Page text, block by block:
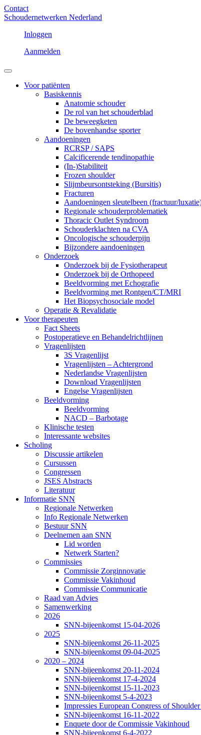
Contact
Schoudernetwerken Nederland
Inloggen
Aanmelden
Voor patiënten
Basiskennis
Anatomie schouder
De rol van het schouderblad
De beweegketen
De bovenhandse sporter
Aandoeningen
RCRSP / SAPS
Calcificerende tendinopathie
(In-)Stabiliteit
Frozen shoulder
Slijmbeursontsteking (Bursitis)
Fracturen
Aandoeningen sleutelbeen (fractuur/
Regionale schouderproblematiek
Thoracic Outlet Syndroom
Schouderklachten na CVA
Oncologische schouderpijn
Bijzondere aandoeningen
Onderzoek
Onderzoek bij de Fysiotherapeut
Onderzoek bij de Orthopeed
Beeldvorming met Echografie
Beeldvorming met Rontgen/CT/MRI
Het Biopsychosociale model
Operatie & Revalidatie
Voor therapeuten
Fact Sheets
Postoperatieve en Behandelrichtlijnen
Vragenlijsten
3S Vragenlijst
Vragenlijsten – Achtergrond
Nederlandse Vragenlijsten
Download Vragenlijsten
Engelse Vragenlijsten
Beeldvorming
Beeldvorming
NACD – Barbotage
Klinische testen
Interessante websites
Scholing
Discussie artikelen
Cursussen
Congressen
JSES Abstracts
Literatuur
Informatie SNN
Regionale Netwerken
Info Regionale Netwerken
Bestuur SNN
Deelnemen aan SNN
Lid worden
Netwerk Starten?
Commissies
Commissie Zorginnovatie
Commissie Vakinhoud
Commissie Communicatie
Raad van Advies
Samenwerking
2026
SNN-bijeenkomst 15-04-2026
2025
SNN-bijeenkomst 26-11-2025
SNN-bijeenkomst 09-04-2025
2020 – 2024
SNN-bijeenkomst 20-11-2024
SNN-bijeenkomst 17-4-2024
SNN-bijeenkomst 15-11-2023
SNN-bijeenkomst 5-4-2023
Impressies European Congress of
SNN-bijeenkomst 16-11-2022
Enquete door de Commissie Vakinhoud
SNN-bijeenkomst 6-4-2022